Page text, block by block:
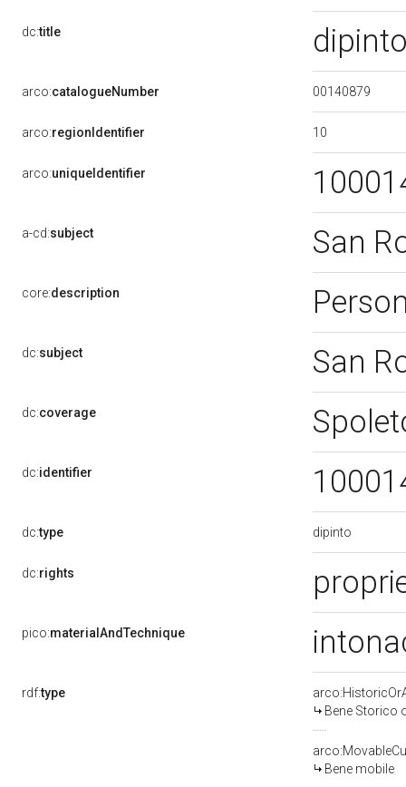
dc:title
arco:catalogueNumber 00140879
arco:regionIdentifier 10
arco:uniqueIdentifier
a-cd:subject San
core:description
dc:subject San
dc:coverage
dc:identifier
dc:type dipinto
dc:rights
pico:materialAndTechnique
rdf:type
Bene Storico
Bene mobile